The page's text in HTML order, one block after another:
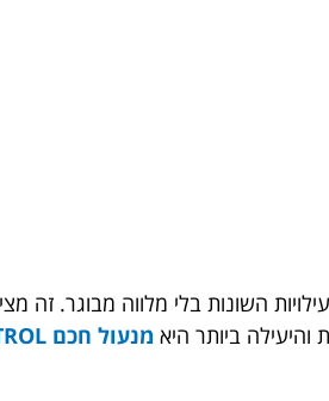
השונות בלי מלווה מבוגר.
ביותר היא מנעול חכם KONTROL מהום לוק